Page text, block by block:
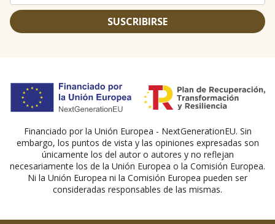
SUSCRIBIRSE
Financiado por la Unión Europea - NextGenerationEU. Sin
embargo, los puntos de vista y las opiniones expresadas son
únicamente los del autor o autores y no reflejan
necesariamente los de la Unión Europea o la Comisión Europea.
Ni la Unión Europea ni la Comisión Europea pueden ser
consideradas responsables de las mismas.